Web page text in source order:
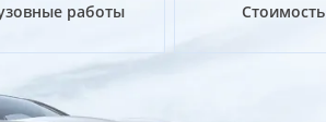
работы Стоимость